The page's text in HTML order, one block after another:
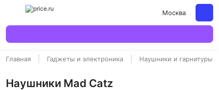
Москва
Главная Гаджеты и электроника Наушники и гарнитуры
Наушники Mad Catz